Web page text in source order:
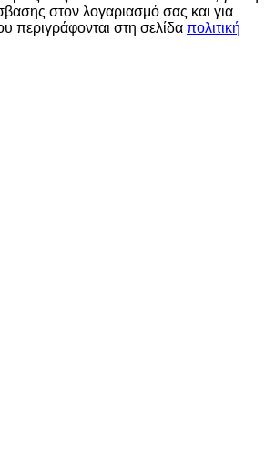
στον λογαριασμό σας και για
περιγράφονται στη σελίδα πολιτική